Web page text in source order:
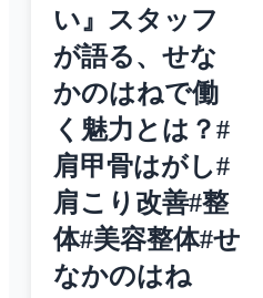
い』スタッフ
が語る、せな
かのはねで働
く魅力とは？#
肩甲骨はがし#
肩こり改善#整
体#美容整体#せ
なかのはね